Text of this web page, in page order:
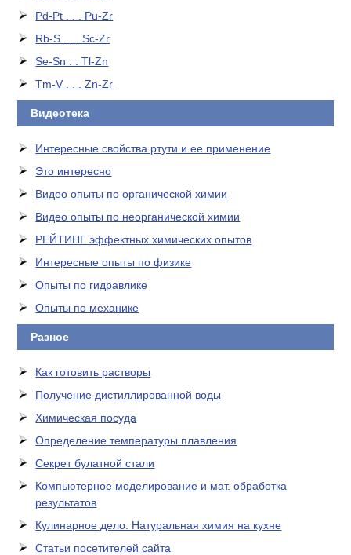
Pd-Pt . . . Pu-Zr
Rb-S . . . Sc-Zr
Se-Sn . . Tl-Zn
Tm-V . . . Zn-Zr
Видеотека
Интересные свойства ртути и ее применение
Это интересно
Видео опыты по органической химии
Видео опыты по неорганической химии
РЕЙТИНГ эффектных химических опытов
Интересные опыты по физике
Опыты по гидравлике
Опыты по механике
Разное
Как готовить растворы
Получение дистиллированной воды
Химическая посуда
Определение температуры плавления
Секрет булатной стали
Компьютерное моделирование и мат. обработка
результатов
Кулинарное дело. Натуральная химия на кухне
Статьи посетителей сайта